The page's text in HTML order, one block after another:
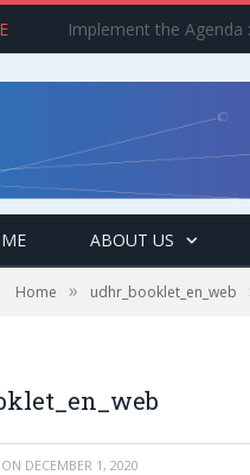
ABOUT US
Home » udhr_booklet_en_web
ON DECEMBER 1, 2020